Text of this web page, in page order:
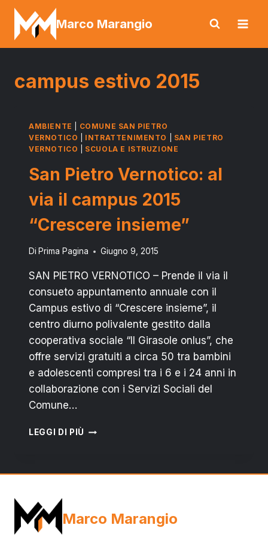
Salta
contenuto
Marco Marangio
campus estivo 2015
AMBIENTE
COMUNE SAN PIETRO
VERNOTICO
INTRATTENIMENTO
SAN PIETRO
VERNOTICO
SCUOLA E ISTRUZIONE
San Pietro Vernotico: al
via il campus 2015
“Crescere insieme”
Di Prima Pagina Giugno 9, 2015
SAN PIETRO VERNOTICO – Prende il via il
consueto appuntamento annuale con il
Campus estivo di “Crescere insieme”, il
centro diurno polivalente gestito dalla
cooperativa sociale “Il Girasole onlus”, che
offre servizi gratuiti a circa 50 tra bambini
e adolescenti compresi tra i 6 e i 24 anni in
collaborazione con i Servizi Sociali del
Comune…
LEGGI DI PIÙ SAN
2015
Marco Marangio